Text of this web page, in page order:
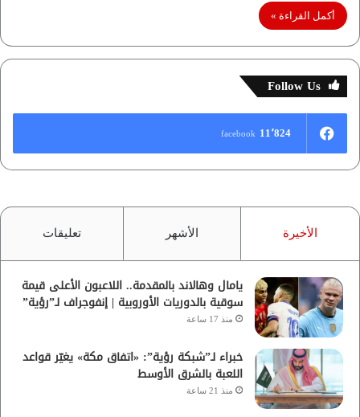
أكمل القراءة »
Follow Us
11٬824 facebook
الأخيرة الأشهر تعليقات
يامال وهالاند بالمقدمة.. اللاعبون الأعلى قيمة
سوقية بالدوريات الأوروبية | إنفوجراف لـ”رؤية”
منذ 17 ساعة
خبراء لـ”شبكة رؤية”: «اتفاق مكة» يغيّر قواعد
اللعبة بالشرق الأوسط
منذ 21 ساعة